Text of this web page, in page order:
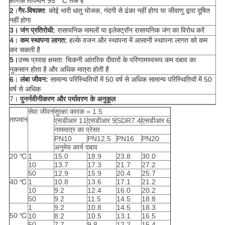
2।गैर-विषाक्त: कोई भारी धातु योजक, गंदगी से ढंका नहीं होगा या जीवाणु द्वारा दूषित
नहीं होगा
3। जंग प्रतिरोधी: रासायनिक मामलों या इलेक्ट्रॉन रासायनिक जंग का विरोध करें
4।कम स्थापना लागत: हल्के वजन और स्थापना में आसानी स्थापना लागत को कम
कर सकती है
5।उच्च प्रवाह क्षमता: चिकनी आंतरिक दीवारों के परिणामस्वरूप कम दबाव का
नुकसान होता है और अधिक मात्रा होती है
6।लंबा जीवन: सामान्य परिस्थितियों में 50 वर्ष से अधिक सामान्य परिस्थितियों में 50
वर्ष से अधिक
7।पुनर्नवीनीकरण और पर्यावरण के अनुकूल
तापमान
सेवा जीवनसुरक्षा कारक = 1.5
एसडीआर 11एसडीआर 9SDR7.4एसडीआर 6
नाममात्र का प्रेसर
PN10
PN12.5 PN16
PN20
अनुमेय कार्य दबाव
20 ℃ 1 15.0 18.9 23.8
30.0
10
13.7 17.3 21.7
27.2
50
12.9 15.9 20.4
25.7
40 ℃ 1 10.8 13.6 17.1
21.2
10
9.2 12.4 16.0
20.2
50
9.2 11.5 14.5 18.8
50 ℃
1 9.2 10.8 14.5
18.3
10
8.2 10.5 13.1
16.5